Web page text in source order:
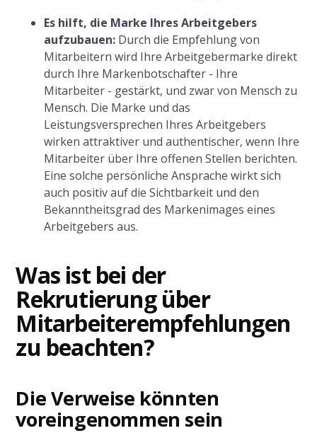
Es hilft, die Marke Ihres Arbeitgebers
aufzubauen: Durch die Empfehlung von
Mitarbeitern wird Ihre Arbeitgebermarke direkt
durch Ihre Markenbotschafter - Ihre
Mitarbeiter - gestärkt, und zwar von Mensch zu
Mensch. Die Marke und das
Leistungsversprechen Ihres Arbeitgebers
wirken attraktiver und authentischer, wenn Ihre
Mitarbeiter über Ihre offenen Stellen berichten.
Eine solche persönliche Ansprache wirkt sich
auch positiv auf die Sichtbarkeit und den
Bekanntheitsgrad des Markenimages eines
Arbeitgebers aus.
Was ist bei der
Rekrutierung über
Mitarbeiterempfehlungen
zu beachten?
Die Verweise könnten
voreingenommen sein